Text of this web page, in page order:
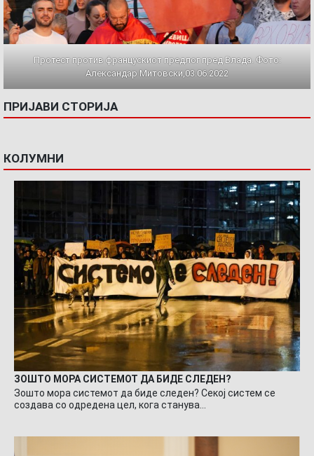
Протест против францускиот предлог пред Влада. Фото:
Александар Митовски,03.06.2022
ПРИЈАВИ СТОРИЈА
КОЛУМНИ
ЗОШТО МОРА СИСТЕМОТ ДА БИДЕ СЛЕДЕН?
Зошто мора системот да биде следен? Секој систем се
создава со одредена цел, кога станува…